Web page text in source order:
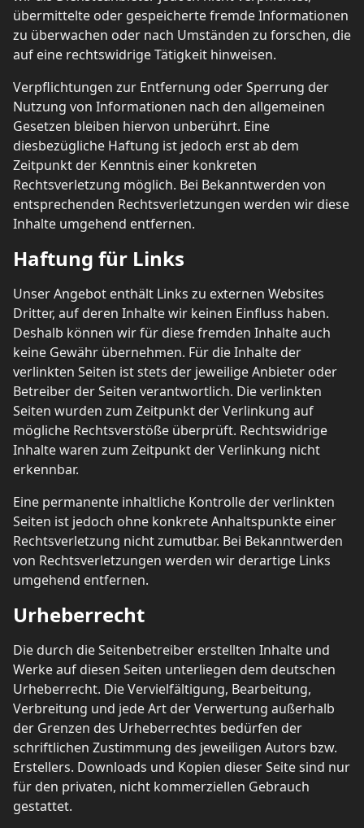
übermittelte oder gespeicherte fremde Informationen
zu überwachen oder nach Umständen zu forschen, die
auf eine rechtswidrige Tätigkeit hinweisen.
Verpflichtungen zur Entfernung oder Sperrung der
Nutzung von Informationen nach den allgemeinen
Gesetzen bleiben hiervon unberührt. Eine
diesbezügliche Haftung ist jedoch erst ab dem
Zeitpunkt der Kenntnis einer konkreten
Rechtsverletzung möglich. Bei Bekanntwerden von
entsprechenden Rechtsverletzungen werden wir diese
Inhalte umgehend entfernen.
Haftung für Links
Unser Angebot enthält Links zu externen Websites
Dritter, auf deren Inhalte wir keinen Einfluss haben.
Deshalb können wir für diese fremden Inhalte auch
keine Gewähr übernehmen. Für die Inhalte der
verlinkten Seiten ist stets der jeweilige Anbieter oder
Betreiber der Seiten verantwortlich. Die verlinkten
Seiten wurden zum Zeitpunkt der Verlinkung auf
mögliche Rechtsverstöße überprüft. Rechtswidrige
Inhalte waren zum Zeitpunkt der Verlinkung nicht
erkennbar.
Eine permanente inhaltliche Kontrolle der verlinkten
Seiten ist jedoch ohne konkrete Anhaltspunkte einer
Rechtsverletzung nicht zumutbar. Bei Bekanntwerden
von Rechtsverletzungen werden wir derartige Links
umgehend entfernen.
Urheberrecht
Die durch die Seitenbetreiber erstellten Inhalte und
Werke auf diesen Seiten unterliegen dem deutschen
Urheberrecht. Die Vervielfältigung, Bearbeitung,
Verbreitung und jede Art der Verwertung außerhalb
der Grenzen des Urheberrechtes bedürfen der
schriftlichen Zustimmung des jeweiligen Autors bzw.
Erstellers. Downloads und Kopien dieser Seite sind nur
für den privaten, nicht kommerziellen Gebrauch
gestattet.